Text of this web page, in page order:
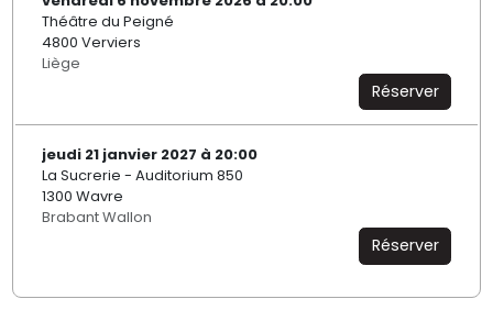
Théâtre du Peigné
4800 Verviers
Liège
Réserver
jeudi 21 janvier 2027 à 20:00
La Sucrerie - Auditorium 850
1300 Wavre
Brabant Wallon
Réserver